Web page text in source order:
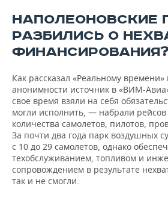
НАПОЛЕОНОВСКИЕ
РАЗБИЛИСЬ О
Как рассказал «Реальному времени»
анонимности источник в «ВИМ-
свое время взяли на себя
могли исполнить, — набрали рейсов
количества самолетов, пилотов,
За почти два года парк воздушных
с 10 до 29 самолетов, однако
техобслуживанием, топливом и
сопровождением в результате
так и не смогли.